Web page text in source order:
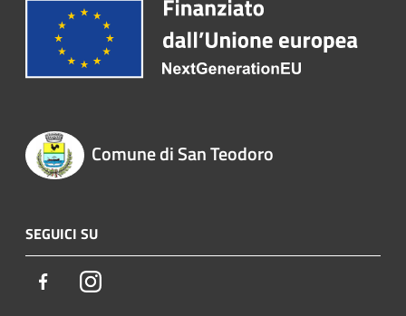
Comune di San Teodoro
SEGUICI SU
FacebookInstagram